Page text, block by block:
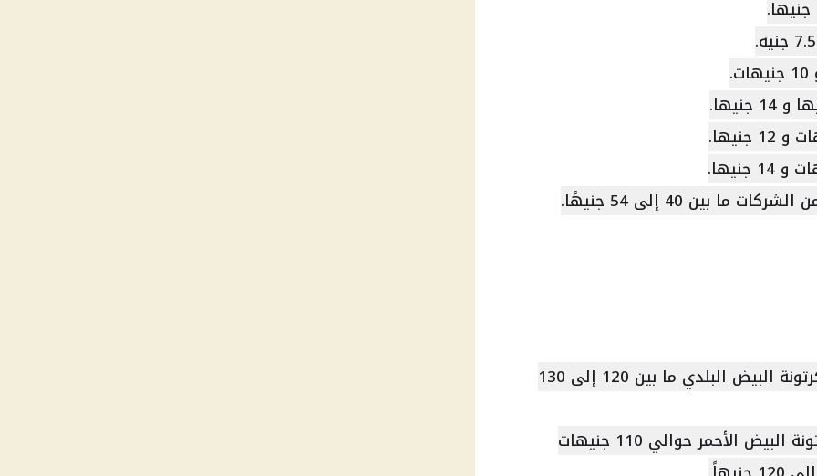
بين 40 إلى 54 جنيهًا.
• البيض البلدي: يتراوح سعر كرتونة البيض البلدي ما بين 120 إلى 130
• البيض الأحمر: سجل سعر كرتونة البيض الأحمر حوالي 110 جنيهات